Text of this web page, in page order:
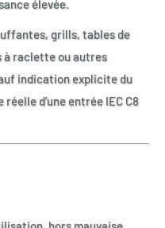
élevée.
grills, tables de
à raclette ou autres
indication explicite du
d’une entrée IEC C8